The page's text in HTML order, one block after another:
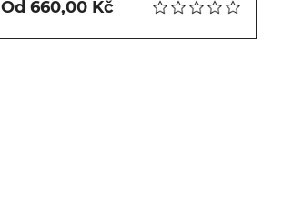
Od 660,00 Kč